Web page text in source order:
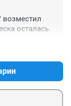
возместил
осталась.